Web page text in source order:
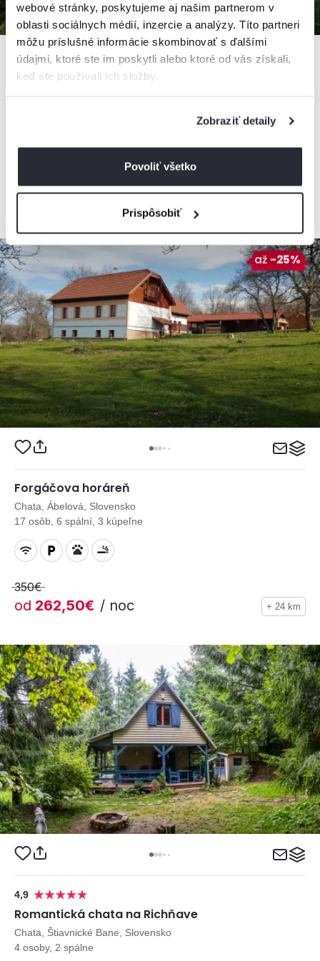
webové stránky, poskytujeme aj našim partnerom v
oblasti sociálnych médií, inzercie a analýzy. Títo partneri
môžu príslušné informácie skombinovať s ďalšími
údajmi, ktoré ste im poskytli alebo ktoré od vás získali,
keď ste používali ich služby.
Zobraziť detaily
Povoliť všetko
Prispôsobiť
od70€ / noc
Forgáčova horáreň
Chata, Ábelová, Slovensko
17 osôb, 6 spální, 3 kúpeľne
350€
od 262,50€ / noc
až -25%
+ 24 km
4,9
Romantická chata na Richňave
Chata, Štiavnické Bane, Slovensko
4 osoby, 2 spálne